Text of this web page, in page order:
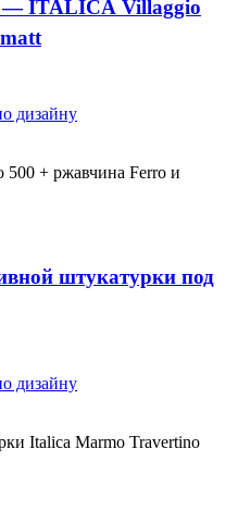
— ITALICA Villaggio
дизайну
штукатурки под
дизайну